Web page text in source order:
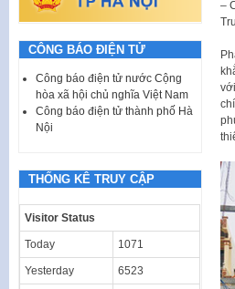
–
CÔNG BÁO ĐIỆN TỬ
Công báo điện tử nước Cộng
hòa xã hội chủ nghĩa Việt Nam
Công báo điện tử thành phố Hà
Nội
THỐNG KÊ TRUY CẬP
Visitor Status
Today 1071
Yesterday 6523